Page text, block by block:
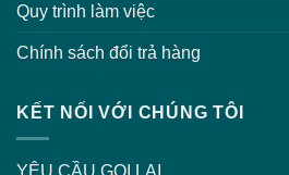
Quy trình làm việc
Chính sách đổi trả hàng
KẾT NỐI VỚI CHÚNG TÔI
YÊU CẦU GỌI LẠI